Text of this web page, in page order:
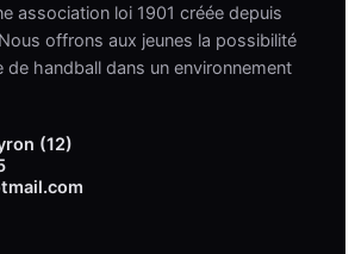
association loi 1901 créée depuis
offrons aux jeunes la possibilité
handball dans un environnement
(12)